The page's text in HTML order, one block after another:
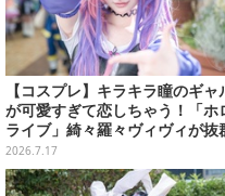
【コスプレ】キラキラ瞳のギャ
が可愛すぎて恋しちゃう！「ホ
ライブ」綺々羅々ヴィヴィが抜
のスタイルでキュートなポーズを
決める【写真8枚】
2026.7.17